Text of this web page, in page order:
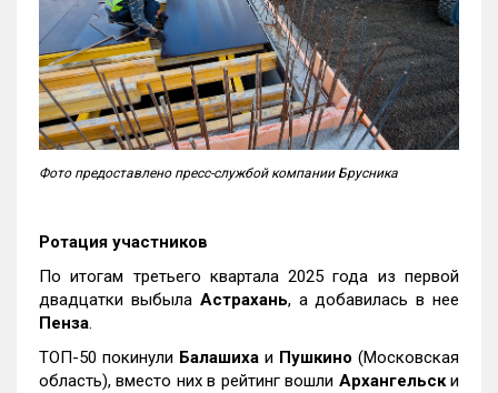
Фото предоставлено пресс-службой компании Брусника
Ротация участников
По итогам третьего квартала 2025 года из первой
двадцатки выбыла Астрахань, а добавилась в нее
Пенза.
ТОП-50 покинули Балашиха и Пушкино (Московская
область), вместо них в рейтинг вошли Архангельски